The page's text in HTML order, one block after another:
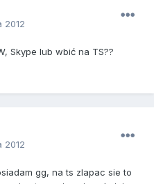
2012
Skype lub wbić na TS??
2012
gg, na ts zlapac sie to